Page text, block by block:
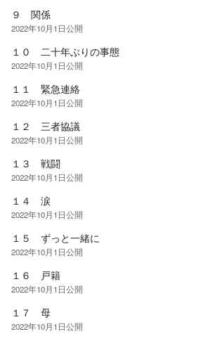
９ 関係
2022年10月1日公開
１０ 二十年ぶりの事態
2022年10月1日公開
１１ 緊急連絡
2022年10月1日公開
１２ 三者協議
2022年10月1日公開
１３ 戦闘
2022年10月1日公開
１４ 涙
2022年10月1日公開
１５ ずっと一緒に
2022年10月1日公開
１６ 戸籍
2022年10月1日公開
１７ 母
2022年10月1日公開